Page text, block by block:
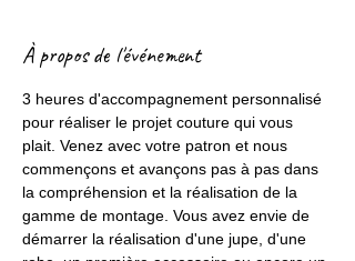
À propos de l'événement
3 heures d'accompagnement personnalisé
pour réaliser le projet couture qui vous
plait. Venez avec votre patron et nous
commençons et avançons pas à pas dans
la compréhension et la réalisation de la
gamme de montage. Vous avez envie de
démarrer la réalisation d'une jupe, d'une